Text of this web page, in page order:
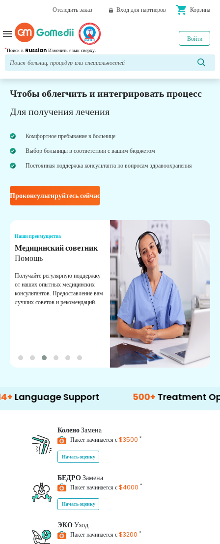
Отследить заказ Вход для партнеров shopping_cart Корзина
*Поиск в Russian Изменить язык сверху.
Войти
menu
Чтобы облегчить и интегрировать процесс
Для получения лечения
Комфортное пребывание в больнице
Выбор больницы в соответствии с вашим бюджетом
Постоянная поддержка консультанта по вопросам здравоохранения
Проконсультируйтесь сейчас
Наши преимущества
Медицинский советник
Помощь
Получайте регулярную поддержку
от наших опытных медицинских
консультантов. Предоставление вам
лучших советов и рекомендаций.
Support 500+ Treatment Options
КоленоЗамена
Пакет начинается с$3500 *
Начать оценку
БЕДРОЗамена
Пакет начинается с$4000 *
Начать оценку
ЭКОУход
Пакет начинается с$3200 *